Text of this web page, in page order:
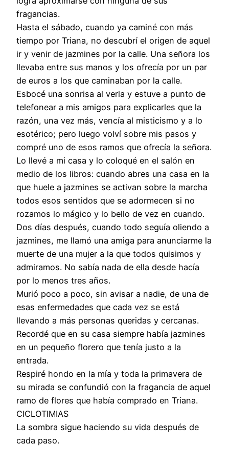
fragancias.
Hasta el sábado, cuando ya caminé con más
tiempo por Triana, no descubrí el origen de aquel
ir y venir de jazmines por la calle. Una señora los
llevaba entre sus manos y los ofrecía por un par
de euros a los que caminaban por la calle.
Esbocé una sonrisa al verla y estuve a punto de
telefonear a mis amigos para explicarles que la
razón, una vez más, vencía al misticismo y a lo
esotérico; pero luego volví sobre mis pasos y
compré uno de esos ramos que ofrecía la señora.
Lo llevé a mi casa y lo coloqué en el salón en
medio de los libros: cuando abres una casa en la
que huele a jazmines se activan sobre la marcha
todos esos sentidos que se adormecen si no
rozamos lo mágico y lo bello de vez en cuando.
Dos días después, cuando todo seguía oliendo a
jazmines, me llamó una amiga para anunciarme la
muerte de una mujer a la que todos quisimos y
admiramos. No sabía nada de ella desde hacía
por lo menos tres años.
Murió poco a poco, sin avisar a nadie, de una de
esas enfermedades que cada vez se está
llevando a más personas queridas y cercanas.
Recordé que en su casa siempre había jazmines
en un pequeño florero que tenía justo a la
entrada.
Respiré hondo en la mía y toda la primavera de
su mirada se confundió con la fragancia de aquel
ramo de flores que había comprado en Triana.
CICLOTIMIAS
La sombra sigue haciendo su vida después de
cada paso.